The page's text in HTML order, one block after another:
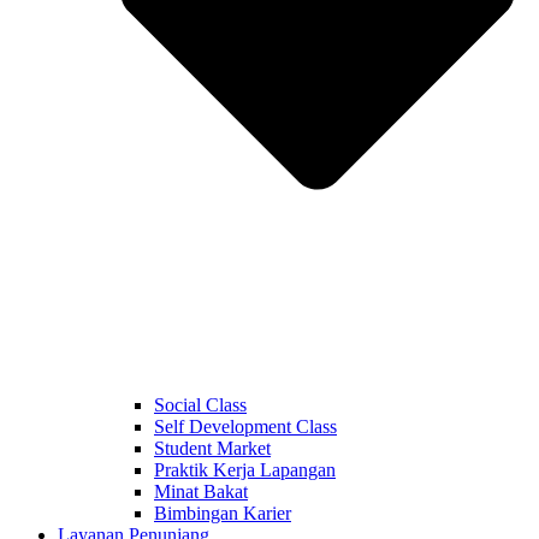
Social Class
Self Development Class
Student Market
Praktik Kerja Lapangan
Minat Bakat
Bimbingan Karier